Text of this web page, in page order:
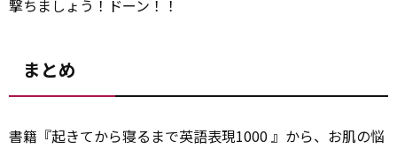
撃ちましょう！ドーン！！
まとめ
書籍『起きてから寝るまで英語表現1000 』から、お肌の悩